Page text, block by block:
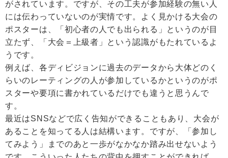
がされています。ですが、その工夫が参加経験の無い人
には伝わっていないのが実情です。よく見かける大会の
ポスターは、「初心者の人でも出られる」というのが目
立たず、「大会＝上級者」という認識がもたれているよ
うです。
例えば、各ディビジョンに過去のデータから大体どのく
らいのレーティングの人が参加しているかというのがポ
スターや要項に書かれているだけでも違うと思うんで
す。
最近はSNSなどで広く告知ができることもあり、大会が
あることを知ってる人は結構います。ですが、「参加し
てみよう」までのあと一歩がなかなか踏み出せないよう